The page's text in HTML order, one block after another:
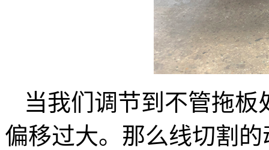
当我们调节到不管拖
偏移过大。那么线切割